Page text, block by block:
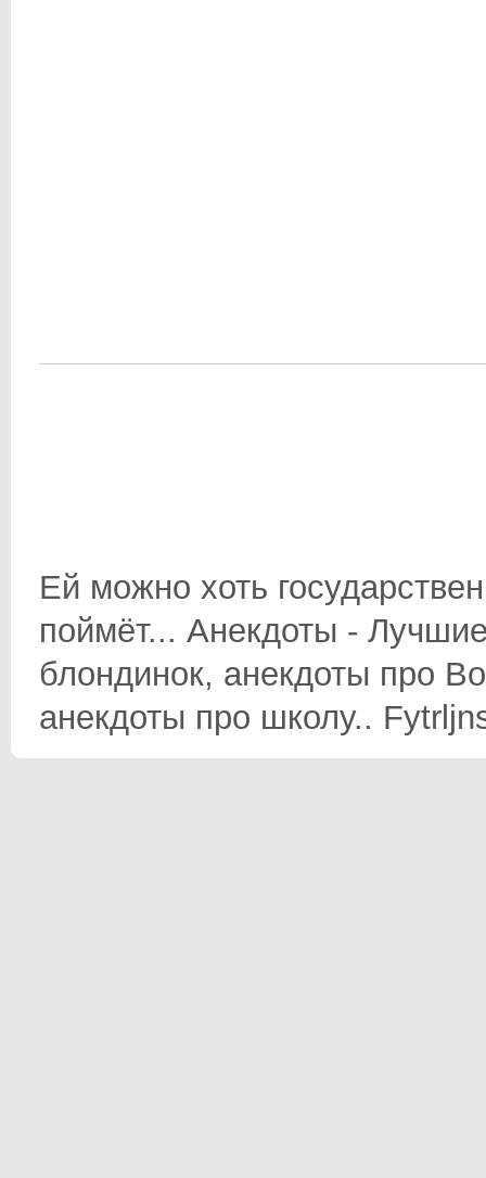
Ей можно хоть
поймёт... Анекдоты -
блондинок, анекдоты про
анекдоты про школу..